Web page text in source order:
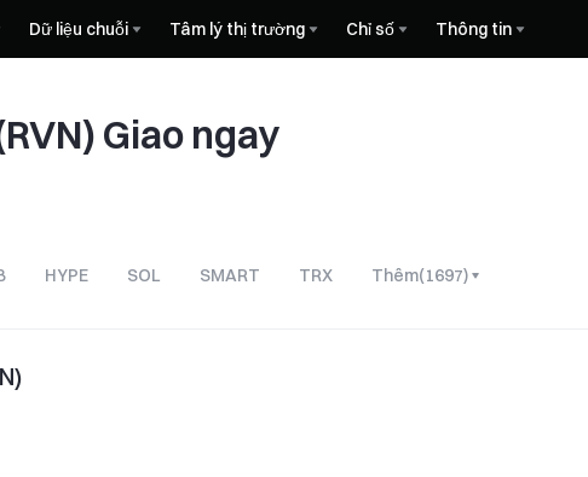
Dữ liệu chuỗi Tâm lý thị trường Chỉ số Thông tin
Giao ngay
HYPE SOL SMART TRX Thêm(1697)